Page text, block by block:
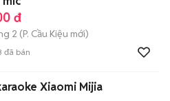
đ
2 (P. Cầu Kiệu mới)
đã bán
Xiaomi Mijia